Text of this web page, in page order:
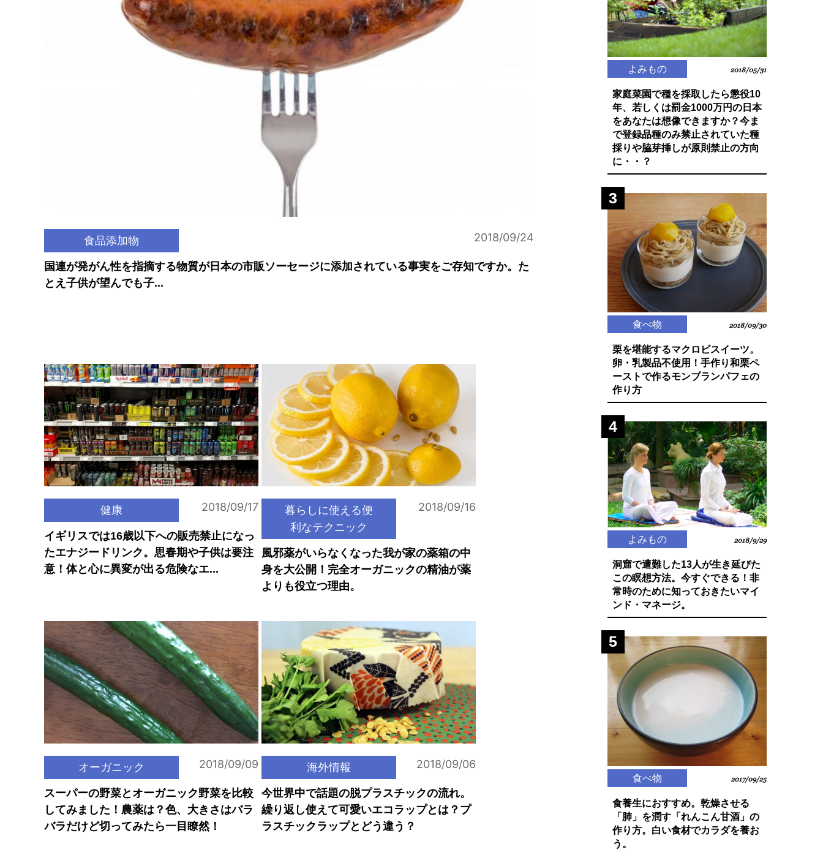
食品添加物 2018/09/24
国連が発がん性を指摘する物質が日本の市販ソーセージに添加されている事実をご存知ですか。た
とえ子供が望んでも子...
健康 2018/09/17
イギリスでは16歳以下への販売禁止になっ
たエナジードリンク。思春期や子供は要注
意！体と心に異変が出る危険なエ...
暮らしに使える便
利なテクニック
2018/09/16
風邪薬がいらなくなった我が家の薬箱の中
身を大公開！完全オーガニックの精油が薬
よりも役立つ理由。
オーガニック 2018/09/09
スーパーの野菜とオーガニック野菜を比較
してみました！農薬は？色、大きさはバラ
バラだけど切ってみたら一目瞭然！
海外情報 2018/09/06
今世界中で話題の脱プラスチックの流れ。
繰り返し使えて可愛いエコラップとは？プ
ラスチックラップとどう違う？
よみもの 2018/05/31
家庭菜園で種を採取したら懲役10
年、若しくは罰金1000万円の日本
をあなたは想像できますか？今ま
で登録品種のみ禁止されていた種
採りや脇芽挿しが原則禁止の方向
に・・？
3
食べ物 2018/09/30
栗を堪能するマクロビスイーツ。
卵・乳製品不使用！手作り和栗ペ
ーストで作るモンブランパフェの
作り方
4
よみもの 2018/9/29
洞窟で遭難した13人が生き延びた
この瞑想方法。今すぐできる！非
常時のために知っておきたいマイ
ンド・マネージ。
5
食べ物 2017/09/25
食養生におすすめ。乾燥させる
「肺」を潤す「れんこん甘酒」の
作り方。白い食材でカラダを養お
う。